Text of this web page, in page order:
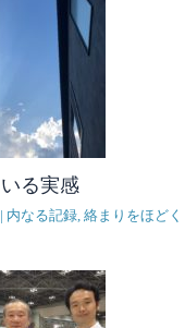
る実感
内なる記録, 絡まりをほどく